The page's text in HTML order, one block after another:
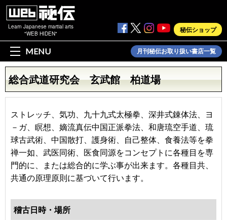
Learn Japanese martial arts
"WEB HIDEN"
秘伝ショップ
MENU 月刊秘伝お取り扱い書店一覧
総合武道研究会 玄武館 柏道場
ストレッチ、気功、九十九式太極拳、深井式錬体法、ヨ
－ガ、瞑想、嫡流真伝中国正派拳法、和唐琉空手道、琉
球古武術、中国散打、護身術、自己整体、食養法等を拳
禅一如、武医同術、医食同源をコンセプトに各種目を専
門的に、または総合的に学ぶ事が出来ます。各種目共、
共通の原理原則に基づいて行います。
稽古日時・場所